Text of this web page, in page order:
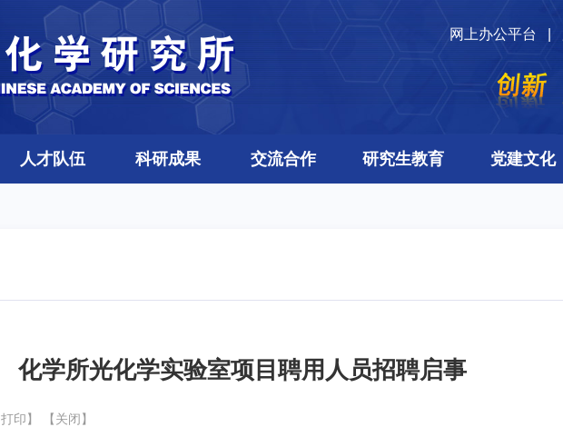
网上办公平台
人才队伍 科研成果 交流合作 研究生教育 党建文化
化学所光化学实验室项目聘用人员招聘启事
打印】 【关闭】